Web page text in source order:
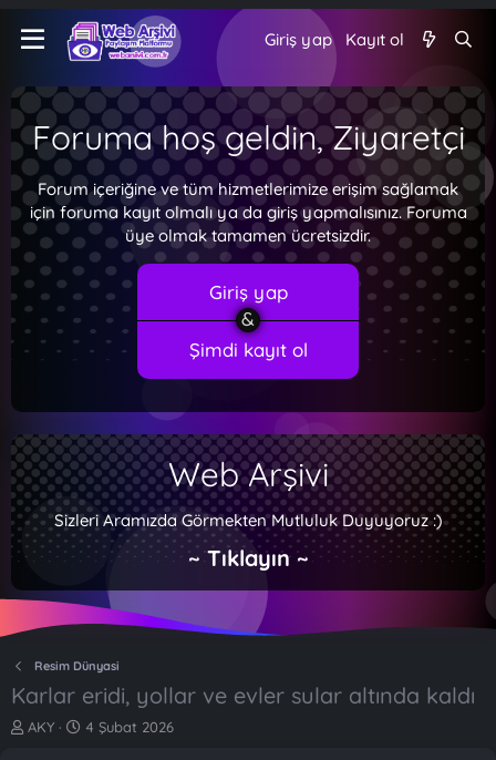
Giriş yap Kayıt ol
Foruma hoş geldin, Ziyaretçi
Forum içeriğine ve tüm hizmetlerimize erişim sağlamak
için foruma kayıt olmalı ya da giriş yapmalısınız. Foruma
üye olmak tamamen ücretsizdir.
Giriş yap
Şimdi kayıt ol
Web Arşivi
Sizleri Aramızda Görmekten Mutluluk Duyuyoruz :)
~ Tıklayın ~
Resim Dünyasi
Karlar eridi, yollar ve evler sular altında kaldı
K
AKY
B
4 Şubat 2026